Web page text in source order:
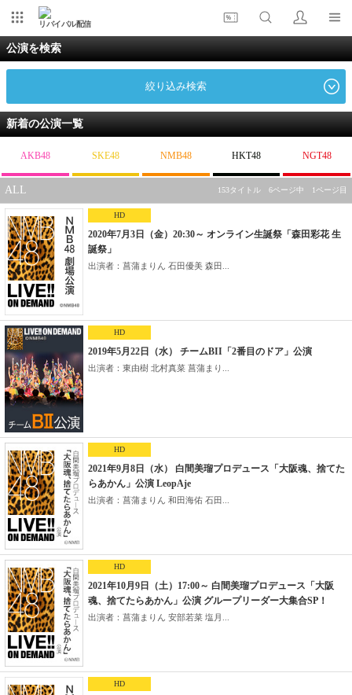
リバイバル配信
公演を検索
絞り込み検索
新着の公演一覧
AKB48 SKE48 NMB48 HKT48 NGT48
ALL 153タイトル 6ページ中 1ページ目
HD
2020年7月3日（金）20:30～ オンライン生誕祭「森田彩花 生
誕祭」
出演者：菖蒲まりん 石田優美 森田...
HD
2019年5月22日（水） チームBII「2番目のドア」公演
出演者：東由樹 北村真菜 菖蒲まり...
HD
2021年9月8日（水） 白間美瑠プロデュース「大阪魂、捨てた
らあかん」公演 LeopAje
出演者：菖蒲まりん 和田海佑 石田...
HD
2021年10月9日（土）17:00～ 白間美瑠プロデュース「大阪
魂、捨てたらあかん」公演 グループリーダー大集合SP！
出演者：菖蒲まりん 安部若菜 塩月...
HD